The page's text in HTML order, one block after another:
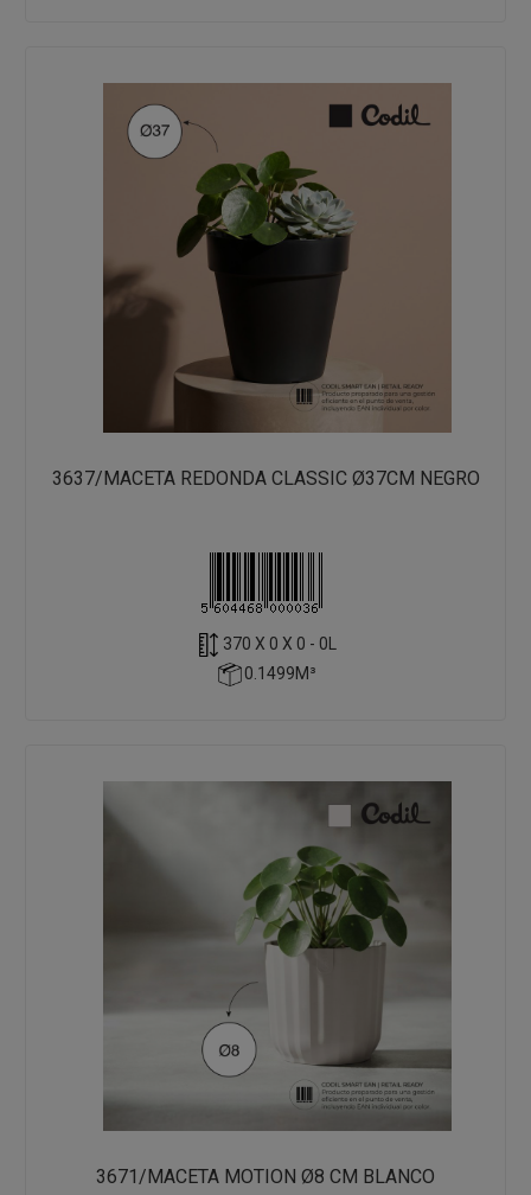
3637/MACETA REDONDA CLASSIC Ø37CM NEGRO
370 X 0 X 0 - 0L
0.1499M³
3671/MACETA MOTION Ø8 CM BLANCO